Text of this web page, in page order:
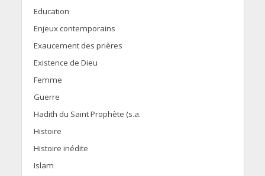
Education
Enjeux contemporains
Exaucement des prières
Existence de Dieu
Femme
Guerre
Hadith du Saint Prophète (s.a.
Histoire
Histoire inédite
Islam